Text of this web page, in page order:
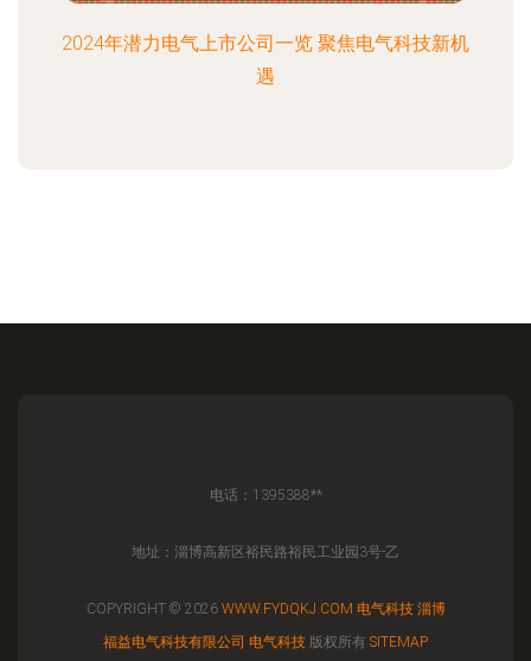
2024年潜力电气上市公司一览 聚焦电气科技新机
遇
电话：1395388**
地址：淄博高新区裕民路裕民工业园3号-乙
COPYRIGHT © 2026 WWW.FYDQKJ.COM 电气科技 淄博
福益电气科技有限公司 电气科技 版权所有 SITEMAP